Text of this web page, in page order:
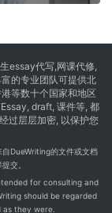
essay代写,网课代修,
的专业团队可提供北
等数十个国家和地区
draft, 课件等, 都
过层层加密, 以保护您
DueWriting的文件或文档
交。
for consulting and
should be regarded
they were.